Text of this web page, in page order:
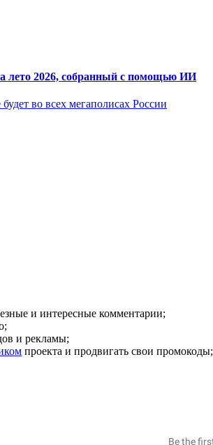
лето 2026, собранный с помощью ИИ
во всех мегаполисах России
и интересные комментарии;
и рекламы;
проекта и продвигать свои промокоды;